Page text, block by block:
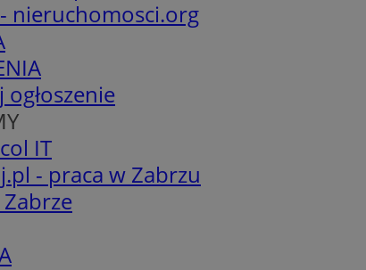
nieruchomosci.org
ogłoszenie
IT
- praca w Zabrzu
Zabrze